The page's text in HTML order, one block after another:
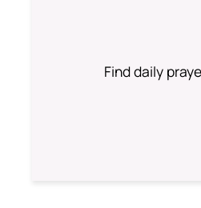
Find daily